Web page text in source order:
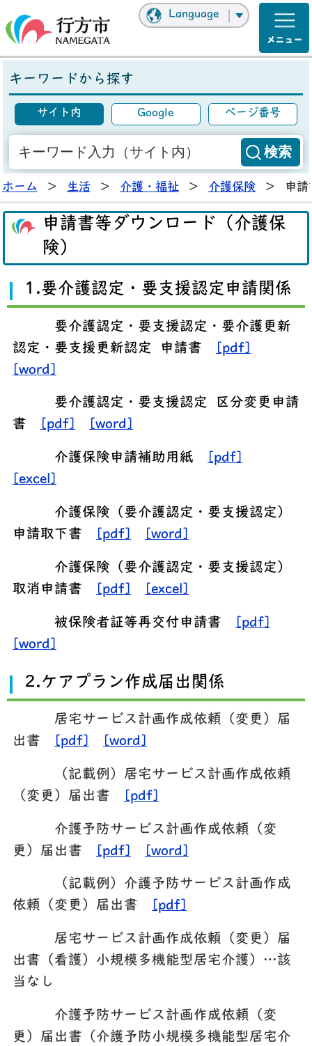
Language
キーワードから探す
サイト内 Google ページ番号
ホーム > 生活 > 介護・福祉 > 介護保険 > 申請
申請書等ダウンロード（介護保
険）
1.要介護認定・要支援認定申請関係
要介護認定・要支援認定・要介護更新
認定・要支援更新認定 申請書
[pdf]
[word]
要介護認定・要支援認定 区分変更申請
書
[pdf] [word]
介護保険申請補助用紙
[pdf]
[excel]
介護保険（要介護認定・要支援認定）
申請取下書
[pdf] [word]
介護保険（要介護認定・要支援認定）
取消申請書
[pdf] [excel]
被保険者証等再交付申請書
[pdf]
[word]
2.ケアプラン作成届出関係
居宅サービス計画作成依頼（変更）届
出書
[pdf] [word]
（記載例）居宅サービス計画作成依頼
（変更）届出書
[pdf]
介護予防サービス計画作成依頼（変
更）届出書
[pdf] [word]
（記載例）介護予防サービス計画作成
依頼（変更）届出書
[pdf]
居宅サービス計画作成依頼（変更）届
出書（看護）小規模多機能型居宅介護）…該
当なし
介護予防サービス計画作成依頼（変
更）届出書（介護予防小規模多機能型居宅介